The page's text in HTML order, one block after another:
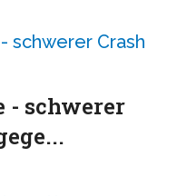
- schwerer